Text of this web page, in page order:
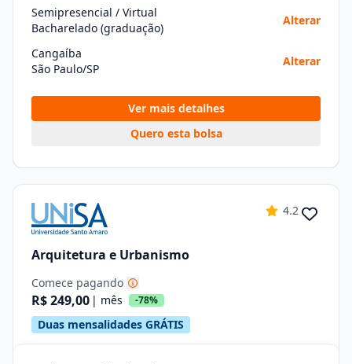
Semipresencial / Virtual
Bacharelado (graduação)
Alterar
Cangaíba
São Paulo/SP
Alterar
Ver mais detalhes
Quero esta bolsa
4.2
Arquitetura e Urbanismo
Comece pagando
R$ 249,00 | mês -78%
Duas mensalidades GRÁTIS